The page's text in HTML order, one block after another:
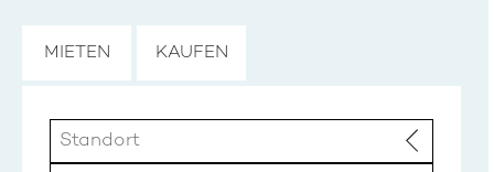
MIETEN KAUFEN